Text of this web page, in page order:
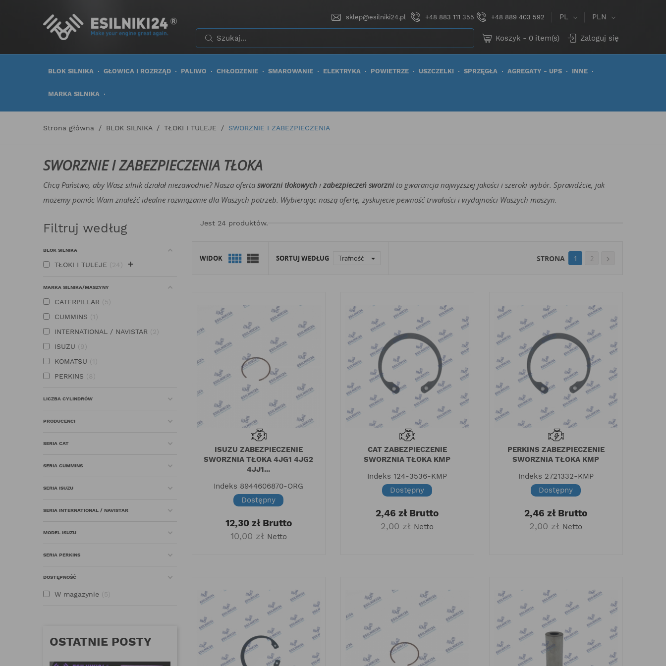
sklep@esilniki24.pl +48 883 111 355 +48 889 403 592 PL PLN
Koszyk - 0 item(s) Zaloguj się
BLOK SILNIKA GŁOWICA I ROZRZĄD PALIWO CHŁODZENIE SMAROWANIE ELEKTRYKA POWIETRZE USZCZELKI SPRZĘGŁA AGREGATY - UPS INNE
MARKA SILNIKA
Strona główna BLOK SILNIKA TŁOKI I TULEJE SWORZNIE I ZABEZPIECZENIA
SWORZNIE I ZABEZPIECZENIA TŁOKA
Chcą Państwo, aby Wasz silnik działał niezawodnie? Nasza oferta sworzni tłokowych i zabezpieczeń sworznito gwarancja najwyższej jakości i szeroki wybór. Sprawdźcie, jak
możemy pomóc Wam znaleźć idealne rozwiązanie dla Waszych potrzeb. Wybierając naszą ofertę, zyskujecie pewność trwałości i wydajności Waszych maszyn.
Filtruj według
BLOK SILNIKA
TŁOKI I TULEJE 24 +
MARKA SILNIKA/MASZYNY
CATERPILLAR
5
CUMMINS
1
INTERNATIONAL / NAVISTAR
2
ISUZU
9
KOMATSU
1
PERKINS
8
LICZBA CYLINDRÓW
PRODUCENCI
SERIA CAT
SERIA CUMMINS
SERIA ISUZU
SERIA INTERNATIONAL / NAVISTAR
MODEL ISUZU
SERIA PERKINS
DOSTĘPNOŚĆ
W magazynie 5
OSTATNIE POSTY
Jest 24 produktów.
WIDOK   SORTUJ WEDŁUG Trafność  STRONA 1 2 
ISUZU ZABEZPIECZENIE
SWORZNIA TŁOKA 4JG1 4JG2
4JJ1...
Indeks 8944606870-ORG
Dostępny
12,30 złBrutto
10,00 zł Netto
CAT ZABEZPIECZENIE
SWORZNIA TŁOKA KMP
Indeks 124-3536-KMP
Dostępny
2,46 zł Brutto
2,00 zł Netto
PERKINS ZABEZPIECZENIE
SWORZNIA TŁOKA KMP
Indeks 2721332-KMP
Dostępny
2,46 zł Brutto
2,00 zł Netto